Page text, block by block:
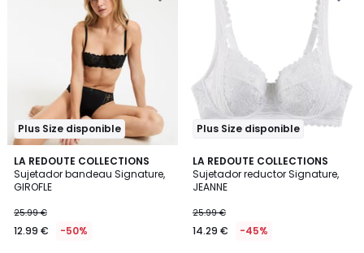
Plus Size disponible
LA REDOUTE COLLECTIONS
Sujetador bandeau Signature,
GIROFLE
25.99 €
12.99 € -50%
4
/
5
2
Colores
Plus Size disponible
LA REDOUTE COLLECTIONS
Sujetador reductor Signature,
JEANNE
25.99 €
14.29 € -45%
4,4
/ 5
2
Colores